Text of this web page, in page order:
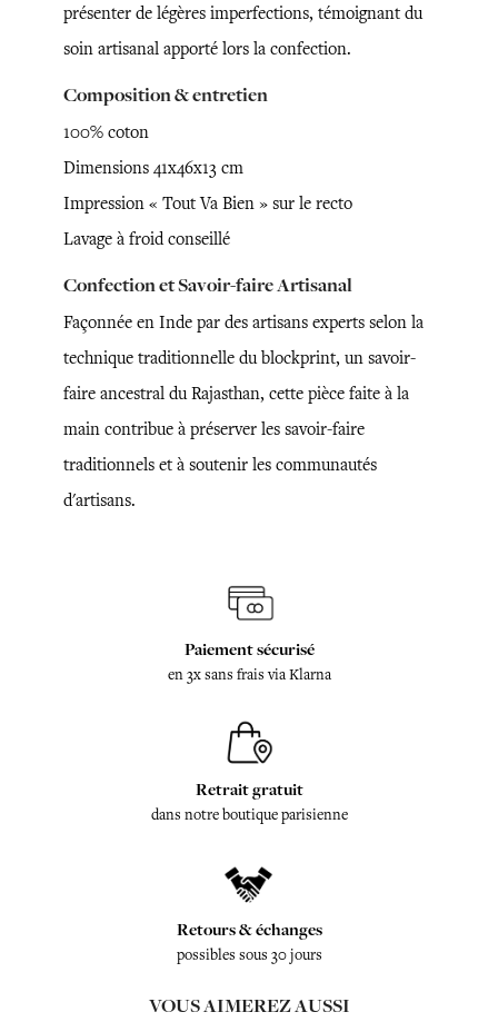
présenter de légères imperfections, témoignant du
soin artisanal apporté lors la confection.
Composition & entretien
100% coton
Dimensions 41x46x13 cm
Impression « Tout Va Bien » sur le recto
Lavage à froid conseillé
Confection et Savoir-faire Artisanal
Façonnée en Inde par des artisans experts selon la
technique traditionnelle du blockprint, un savoir-
faire ancestral du Rajasthan, cette pièce faite à la
main contribue à préserver les savoir-faire
traditionnels et à soutenir les communautés
d'artisans.
Paiement sécurisé
en 3x sans frais via Klarna
Retrait gratuit
dans notre boutique parisienne
Retours & échanges
possibles sous 30 jours
VOUS AIMEREZ AUSSI